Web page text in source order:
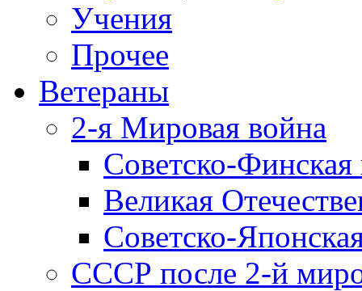
Учения
Прочее
Ветераны
2-я Мировая война
Советско-
Великая
Советско-
СССР после 2-й